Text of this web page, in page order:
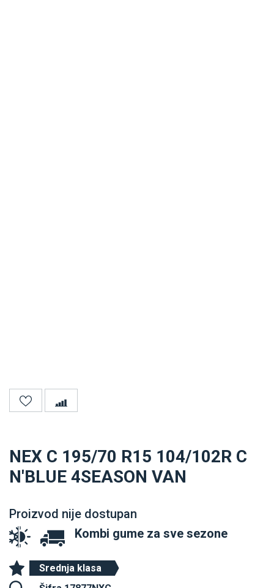
NEX C 195/70 R15 104/102R C
N'BLUE 4SEASON VAN
Proizvod nije dostupan
Kombi gume za sve sezone
Srednja klasa